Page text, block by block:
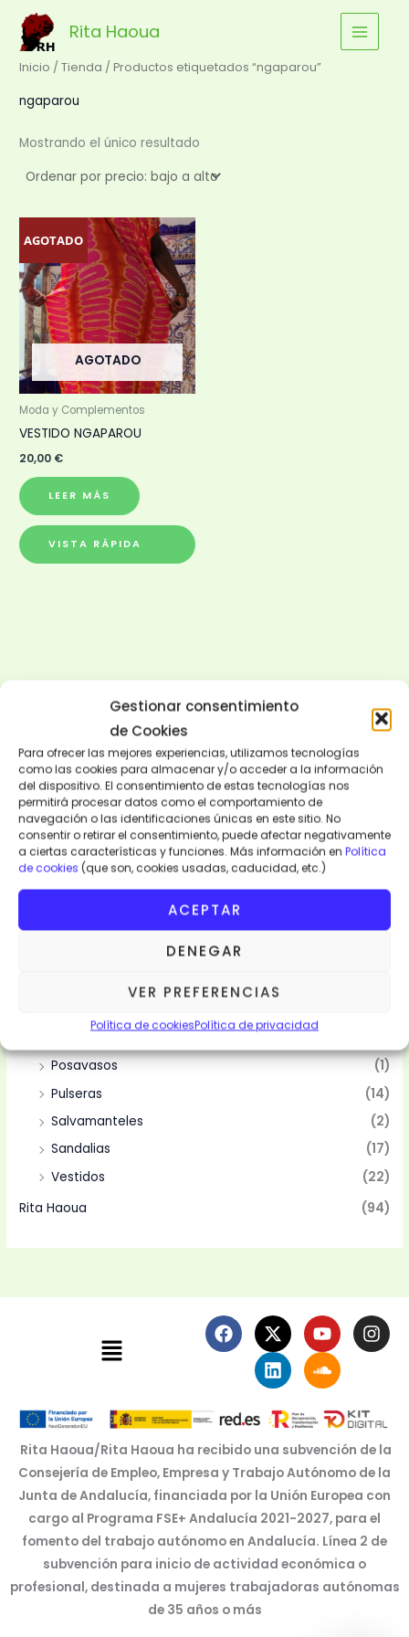
Gestionar consentimiento
de Cookies
Para ofrecer las mejores experiencias, utilizamos tecnologías
como las cookies para almacenar y/o acceder a la información
del dispositivo. El consentimiento de estas tecnologías nos
permitirá procesar datos como el comportamiento de
navegación o las identificaciones únicas en este sitio. No
consentir o retirar el consentimiento, puede afectar negativamente
a ciertas características y funciones. Más información en Política
de cookies (que son, cookies usadas, caducidad, etc.)
ACEPTAR
DENEGAR
VER PREFERENCIAS
Política de cookiesPolítica de privacidad
contenido
Rita Haoua
Categorias
Moda y Complementos
Bolsas
(10)
Posavasos
(1)
Pulseras
(14)
Salvamanteles
(2)
Sandalias
(17)
Vestidos
(22)
Rita Haoua
(94)
Inicio /Tienda / Productos etiquetados “ngaparou”
ngaparou
Mostrando el único resultado
AGOTADO
AGOTADO
Moda y Complementos
VESTIDO NGAPAROU
20,00 €
LEER MÁS
VISTA RÁPIDA
Menú
F
a
c
o
o
k
X
-
t
w
i
t
t
e
r
Y
o
u
t
u
b
e
I
n
s
g
r
a
m
L
i
n
k
e
d
i
n
S
o
u
n
d
c
o
u
d
Rita Haoua/Rita Haoua ha recibido una subvención de la
Consejería de Empleo, Empresa y Trabajo Autónomo de la
Junta de Andalucía, financiada por la Unión Europea con
cargo al Programa FSE+ Andalucía 2021-2027, para el
fomento del trabajo autónomo en Andalucía. Línea 2 de
subvención para inicio de actividad económica o
profesional, destinada a mujeres trabajadoras autónomas
de 35 años o más